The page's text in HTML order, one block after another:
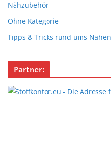
Nähzubehör
Ohne Kategorie
Tipps & Tricks rund ums Nähen
Partner: